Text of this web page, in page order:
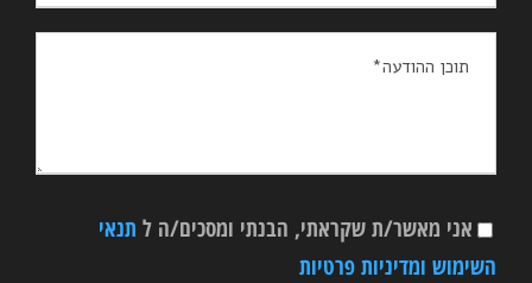
אני מאשר/ת שקראתי, הבנתי ומסכים/ה ל תנאי
השימוש ומדיניות פרטיות